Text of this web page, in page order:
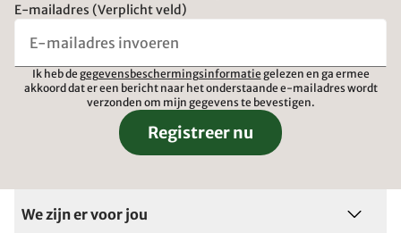
E-mailadres (Verplicht veld)
Ik heb de gegevensbeschermingsinformatie gelezen en ga ermee
akkoord dat er een bericht naar het onderstaande e-mailadres wordt
verzonden om mijn gegevens te bevestigen.
Registreer nu
We zijn er voor jou